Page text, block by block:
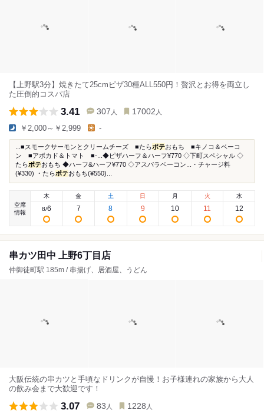
【上野駅3分】焼きたて25cmピザ30種ALL550円！贅沢とお得を両立し
た圧倒的コスパ店
3.41 307 人 17002 人
￥2,000～￥2,999 -
...■スモークサーモンとクリームチーズ ■たらポテおもち ■キノコ＆ベーコ
ン ■アボカド＆トマト ■-...◆ピザハーフ＆ハーフ¥770 ◇下町スペシャル ◇
たらポテおもち ◆ハーフ&ハーフ¥770 ◇アスパラベーコン...・チャージ料
(¥330) ・たらポテおもち(¥550)...
空席
情報
木
8/6
金
7
土
8
日
9
月
10
火
11
水
12
串カツ田中 上野6丁目店
仲御徒町駅 185m / 串揚げ、居酒屋、うどん
大阪伝統の串カツと手頃なドリンクが自慢！お子様連れの家族から大人
の飲み会まで大歓迎です！
3.07 83 人 1228 人